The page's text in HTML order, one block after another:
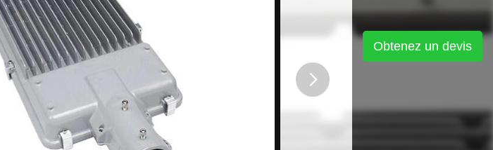
Obtenez un devis